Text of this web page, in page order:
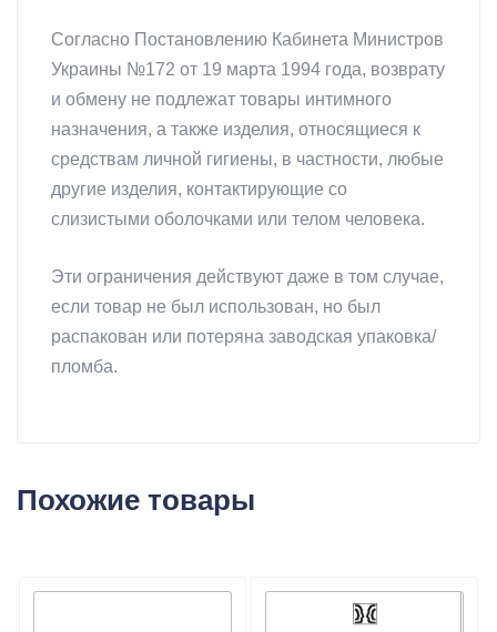
Согласно Постановлению Кабинета Министров
Украины №172 от 19 марта 1994 года, возврату
и обмену не подлежат товары интимного
назначения, а также изделия, относящиеся к
средствам личной гигиены, в частности, любые
другие изделия, контактирующие со
слизистыми оболочками или телом человека.
Эти ограничения действуют даже в том случае,
если товар не был использован, но был
распакован или потеряна заводская упаковка/
пломба.
Похожие товары